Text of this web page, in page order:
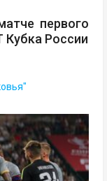
первого
Кубка России